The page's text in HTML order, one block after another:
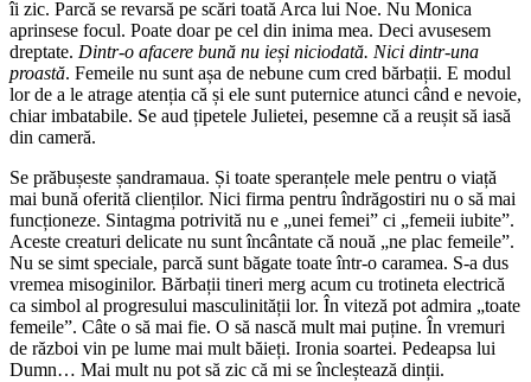
îi zic. Parcă se revarsă pe scări toată Arca lui Noe. Nu Monica
aprinsese focul. Poate doar pe cel din inima mea. Deci avusesem
dreptate. Dintr-o afacere bună nu ieși niciodată. Nici dintr-una
proastă. Femeile nu sunt așa de nebune cum cred bărbații. E modul
lor de a le atrage atenția că și ele sunt puternice atunci când e nevoie,
chiar imbatabile. Se aud țipetele Julietei, pesemne că a reușit să iasă
din cameră.
Se prăbușeste șandramaua. Și toate speranțele mele pentru o viață
mai bună oferită clienților. Nici firma pentru îndrăgostiri nu o să mai
funcționeze. Sintagma potrivită nu e „unei femei” ci „femeii iubite”.
Aceste creaturi delicate nu sunt încântate că nouă „ne plac femeile”.
Nu se simt speciale, parcă sunt băgate toate într-o caramea. S-a dus
vremea misoginilor. Bărbații tineri merg acum cu trotineta electrică
ca simbol al progresului masculinității lor. În viteză pot admira „toate
femeile”. Câte o să mai fie. O să nască mult mai puține. În vremuri
de război vin pe lume mai mult băieți. Ironia soartei. Pedeapsa lui
Dumn… Mai mult nu pot să zic că mi se încleștează dinții.